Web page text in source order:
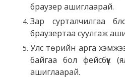
браузер ашиглаарай.
Зар сурталчилгаа
браузертаа суулгаж
Улс төрийн арга
байгаа бол фейсбүүк
ашиглаарай.